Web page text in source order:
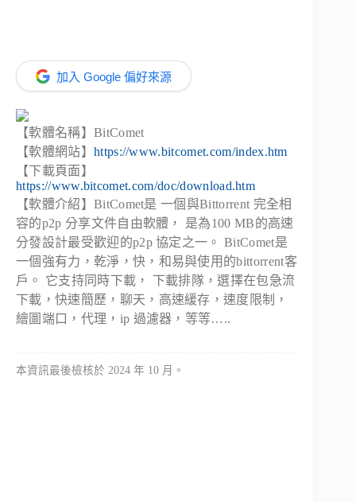
加入 Google 偏好來源
【軟體名稱】BitComet
【軟體網站】 https://www.bitcomet.com/index.htm
【下載頁面】
https://www.bitcomet.com/doc/download.htm
【軟體介紹】BitComet是 一個與Bittorrent 完全相
容的p2p 分享文件自由軟體， 是為100 MB的高速
分發設計最受歡迎的p2p 協定之一。 BitComet是
一個強有力，乾淨，快，和易與使用的bittorrent客
戶。 它支持同時下載， 下載排隊，選擇在包急流
下載，快速簡歷，聊天，高速緩存，速度限制，
繪圖端口，代理，ip 過濾器，等等…..
本資訊最後檢核於 2024 年 10 月。